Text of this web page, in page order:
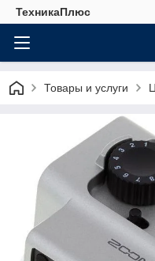
ТехникаПлюс
Товары и услуги